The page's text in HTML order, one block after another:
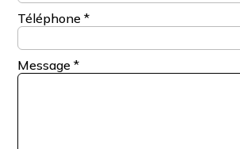
Téléphone*
Message*